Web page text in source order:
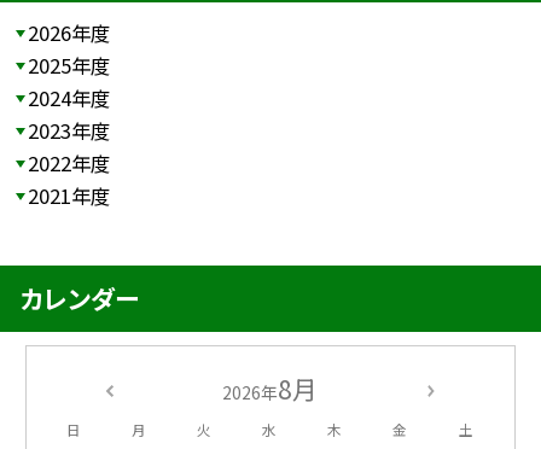
2026年度
2025年度
2024年度
2023年度
2022年度
2021年度
カレンダー
2026年8月
日 月 火 水 木 金 土